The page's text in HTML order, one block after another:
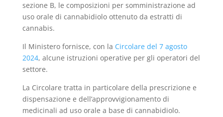
sezione B, le composizioni per somministrazione ad
uso orale di cannabidiolo ottenuto da estratti di
cannabis.
Il Ministero fornisce, con la Circolare del 7 agosto
2024, alcune istruzioni operative per gli operatori del
settore.
La Circolare tratta in particolare della prescrizione e
dispensazione e dell’approvvigionamento di
medicinali ad uso orale a base di cannabidiolo.